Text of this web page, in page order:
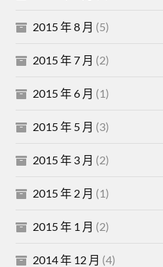
2015 年 8 月 (5)
2015 年 7 月 (2)
2015 年 6 月 (1)
2015 年 5 月 (3)
2015 年 3 月 (2)
2015 年 2 月 (1)
2015 年 1 月 (2)
2014 年 12 月 (4)